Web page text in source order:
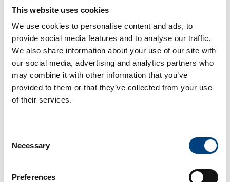
This website uses cookies
We use cookies to personalise content and ads, to
provide social media features and to analyse our traffic.
We also share information about your use of our site with
our social media, advertising and analytics partners who
may combine it with other information that you’ve
provided to them or that they’ve collected from your use
of their services.
Selection
Necessary
Preferences
Alle News ansehen
compacer verstärkt
Foundation